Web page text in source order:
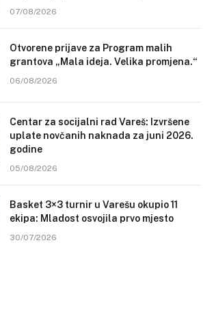
07/08/2026
Otvorene prijave za Program malih
grantova „Mala ideja. Velika promjena.“
06/08/2026
Centar za socijalni rad Vareš: Izvršene
uplate novčanih naknada za juni 2026.
godine
05/08/2026
Basket 3×3 turnir u Varešu okupio 11
ekipa: Mladost osvojila prvo mjesto
30/07/2026